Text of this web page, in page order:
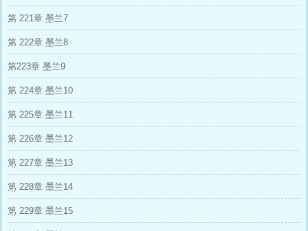
第 221章 墨兰7
第 222章 墨兰8
第223章 墨兰9
第 224章 墨兰10
第 225章 墨兰11
第 226章 墨兰12
第 227章 墨兰13
第 228章 墨兰14
第 229章 墨兰15